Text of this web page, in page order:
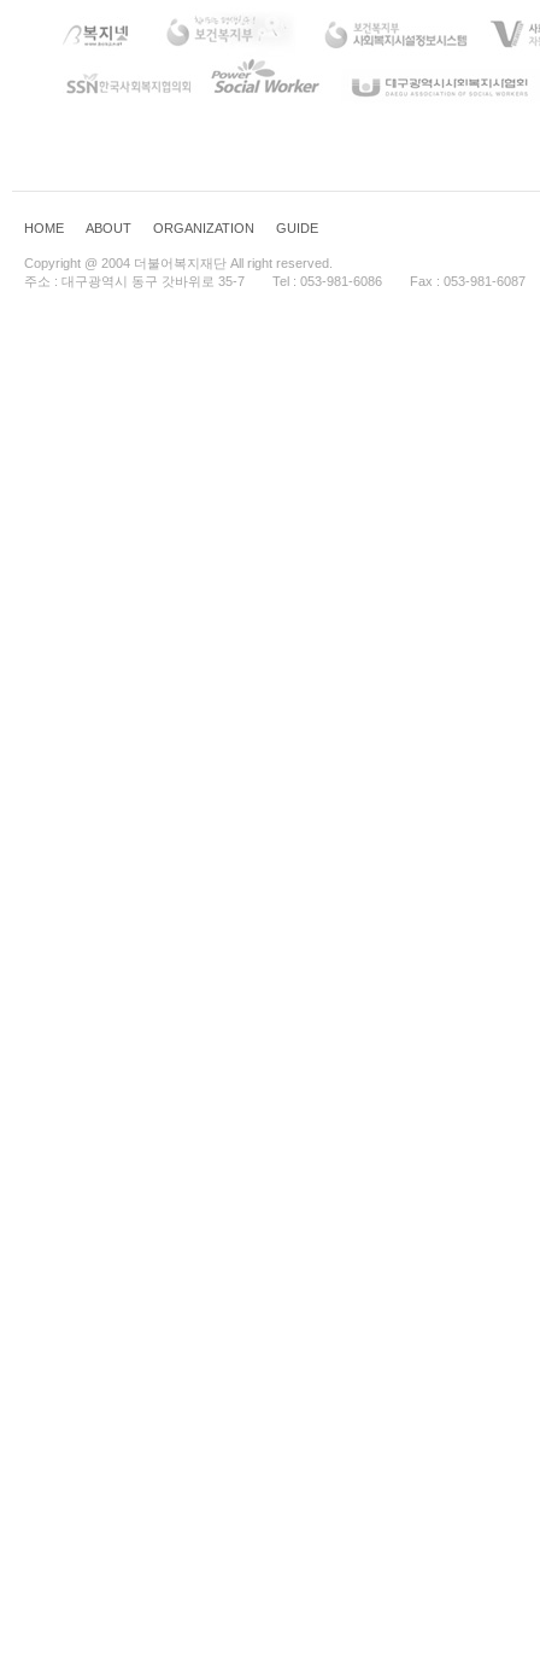
HOME ABOUT ORGANIZATION GUIDE
Copyright @ 2004 더불어복지재단 All right reserved.
주소 : 대구광역시 동구 갓바위로 35-7
Tel : 053-981-6086 Fax : 053-981-6087